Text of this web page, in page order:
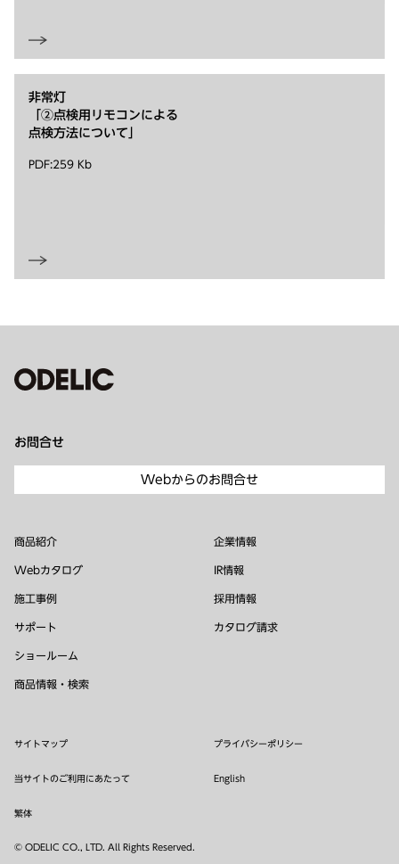
非常灯
「②点検用リモコンによる
点検方法について」
PDF:259 Kb
お問合せ
Webからのお問合せ
商品紹介
Webカタログ
施工事例
サポート
ショールーム
商品情報・検索
企業情報
IR情報
採用情報
カタログ請求
サイトマップ プライバシーポリシー
当サイトのご利用にあたって English
繁体
© ODELIC CO., LTD. All Rights Reserved.